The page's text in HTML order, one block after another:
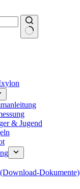
& Jugend
Dokumente)